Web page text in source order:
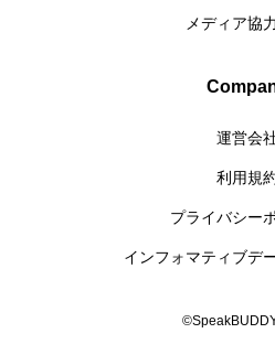
メディア協
運営会
利用規
プライバシー
インフォマティブデ